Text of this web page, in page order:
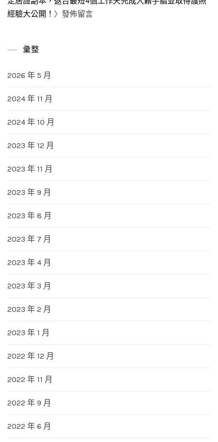
經驗大公開！ 〉發佈留言
彙整
2026 年 5 月
2024 年 11 月
2024 年 10 月
2023 年 12 月
2023 年 11 月
2023 年 9 月
2023 年 8 月
2023 年 7 月
2023 年 4 月
2023 年 3 月
2023 年 2 月
2023 年 1 月
2022 年 12 月
2022 年 11 月
2022 年 9 月
2022 年 6 月